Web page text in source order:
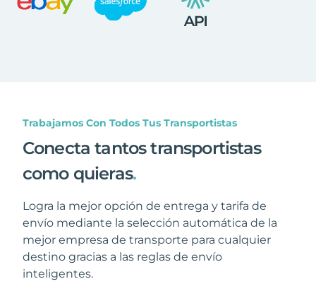
Trabajamos Con Todos Tus Transportistas
Conecta tantos transportistas
como quieras.
Logra la mejor opción de entrega y tarifa de
envío mediante la selección automática de la
mejor empresa de transporte para cualquier
destino gracias a las reglas de envío
inteligentes.